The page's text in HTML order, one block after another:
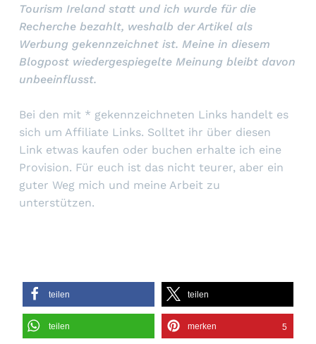
Tourism Ireland statt und ich wurde für die
Recherche bezahlt, weshalb der Artikel als
Werbung gekennzeichnet ist. Meine in diesem
Blogpost wiedergespiegelte Meinung bleibt davon
unbeeinflusst.
Bei den mit * gekennzeichneten Links handelt es
sich um Affiliate Links. Solltet ihr über diesen
Link etwas kaufen oder buchen erhalte ich eine
Provision. Für euch ist das nicht teurer, aber ein
guter Weg mich und meine Arbeit zu
unterstützen.
teilen teilen
teilen merken 5